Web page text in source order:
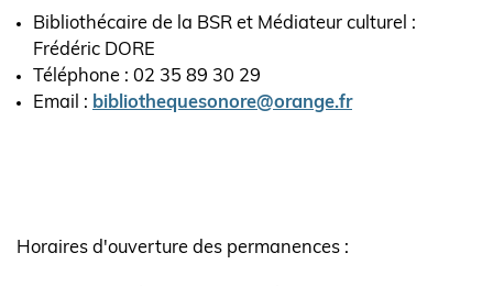
Bibliothécaire de la BSR et Médiateur culturel :
Frédéric DORE
Téléphone : 02 35 89 30 29
Email : bibliothequesonore@orange.fr
Horaires d'ouverture des permanences :